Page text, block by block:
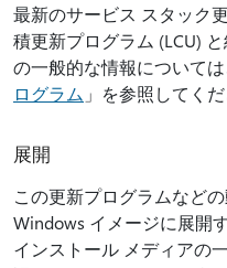
最新のサービス スタック
積更新プログラム (LCU)
の一般的な情報について
ログラム 」を参照してくだ
展開
この更新プログラムなど
Windows イメージに展開
インストール メディアの